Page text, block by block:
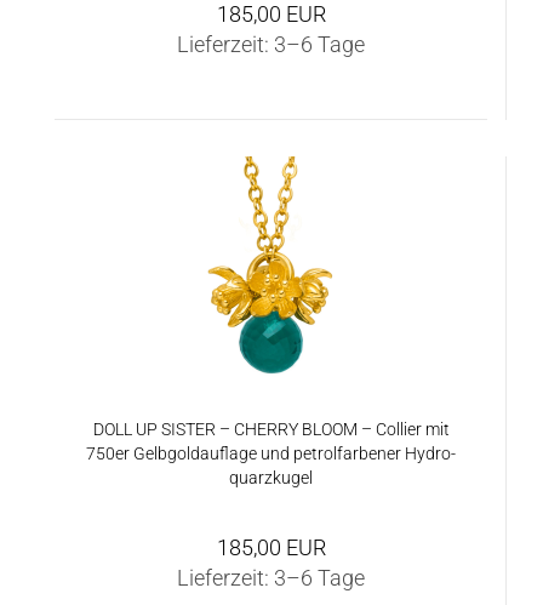
185,00 EUR
Lieferzeit: 3–6 Tage
DOLL UP SIS­TER – CHER­RY BLOOM – Col­lier mit
750er Gelb­gold­auf­la­ge und pe­trolfar­be­ner Hy­dro­
quarz­ku­gel
185,00 EUR
Lieferzeit: 3–6 Tage